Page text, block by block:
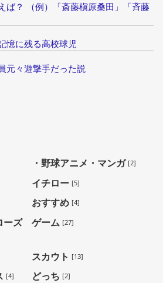
ば？ （例）「斎藤槇原桑田」「斉藤
憶に残る高校球児
元々遊撃手だった説
・野球アニメ・マンガ [2]
イチロー [5]
おすすめ [4]
ーズ ゲーム [27]
スカウト [13]
[4] どっち [2]